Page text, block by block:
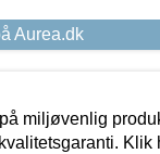
Aurea.dk
på miljøvenlig
Klik